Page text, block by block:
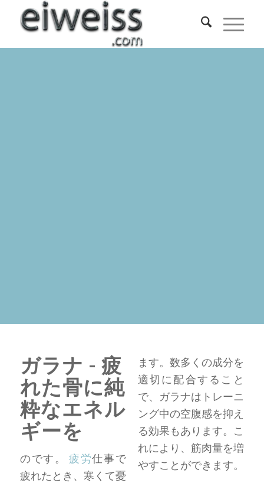
ガラナ - 疲
れた骨に純
粋なエネル
ギーを
のです。 疲労仕事で
疲れたとき、寒くて憂
ます。数多くの成分を
適切に配合すること
で、ガラナはトレーニ
ング中の空腹感を抑え
る効果もあります。こ
れにより、筋肉量を増
やすことができます。